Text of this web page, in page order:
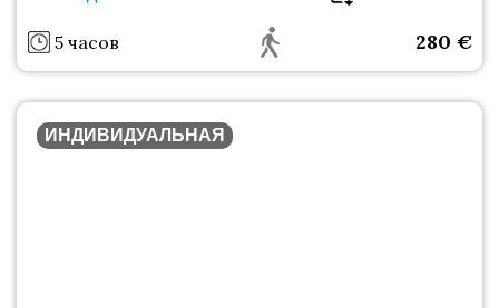
5 часов 280 €
ИНДИВИДУАЛЬНАЯ